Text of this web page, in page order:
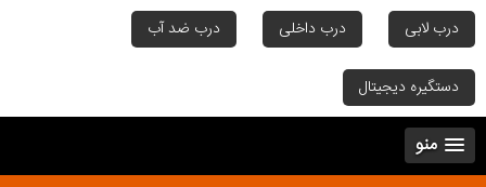
درب لابی درب داخلی درب ضد آب
دستگیره دیجیتال
منو